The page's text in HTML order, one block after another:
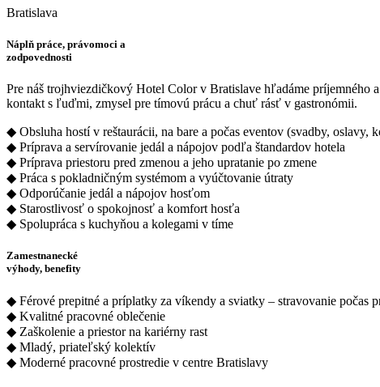
Bratislava
Náplň práce, právomoci a
zodpovednosti
Pre náš trojhviezdičkový Hotel Color v Bratislave hľadáme príjemného
kontakt s ľuďmi, zmysel pre tímovú prácu a chuť rásť v gastronómii.
◆ Obsluha hostí v reštaurácii, na bare a počas eventov (svadby, oslavy,
◆ Príprava a servírovanie jedál a nápojov podľa štandardov hotela
◆ Príprava priestoru pred zmenou a jeho upratanie po zmene
◆ Práca s pokladničným systémom a vyúčtovanie útraty
◆ Odporúčanie jedál a nápojov hosťom
◆ Starostlivosť o spokojnosť a komfort hosťa
◆ Spolupráca s kuchyňou a kolegami v tíme
Zamestnanecké
výhody, benefity
◆ Férové prepitné a príplatky za víkendy a sviatky – stravovanie počas
◆ Kvalitné pracovné oblečenie
◆ Zaškolenie a priestor na kariérny rast
◆ Mladý, priateľský kolektív
◆ Moderné pracovné prostredie v centre Bratislavy